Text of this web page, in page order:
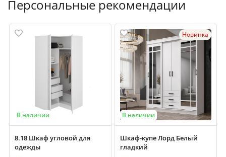
Персональные рекомендации
В наличии
8.18 Шкаф угловой для
одежды
Новинка
В наличии
Шкаф-купе Лорд Белый
гладкий